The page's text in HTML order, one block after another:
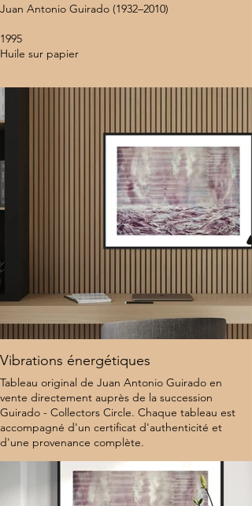
Juan Antonio Guirado (1932–2010)
1995
Huile sur papier
N° de catalogue : JAG P/1
Provenance : Coral Gables Museum (Miami, États-
Localisation : États-Unis
Encadrement : Non encadré
Vibrations énergétiques
Tableau original de Juan Antonio Guirado en
vente directement auprès de la succession
Guirado - Collectors Circle. Chaque tableau est
accompagné d'un certificat d'authenticité et
d'une provenance complète.